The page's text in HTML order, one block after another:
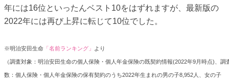
年には16位といったんベスト10をはずれますが、最新版の
2022年には再び上昇に転じて10位でした。
※明治安田生命 「名前ランキング」 より
（調査対象：明治安田生命の個人保険・個人年金保険の既契約情報(2022年9月時点)、調
数：個人保険・個人年金保険の保有契約のうち2022年生まれの男の子8,952人、女の子